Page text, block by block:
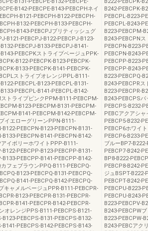
B142-PEBCPE-B143-PEBCPHネイ
B121-PEBCPH-B122-PEBCPH-
B132-PEBCPH-B133-PEBCPH-
B143-PEBCPJブリティッシュグ
B121-PEBCPJ-B122-PEBCPJ-B123-
PEBCPJ-B133-PEBCPJ-B141-
PEBCPKストライプベージュPPK-
B122-PEBCPK-B123-PEBCPK-
B133-PEBCPK-B141-PEBCPK-
ストライプオレンジPPL-B111-
PEBCPL-B123-PEBCPL-B131-
PEBCPL-B141-PEBCPL-B142-
トライプピンクPPM-B111-PEBCPM-
B123-PEBCPM-B131-PEBCPM-
B141-PEBCPM-B142-PEBCPM-
イエローグリーンPPN-B111-
B122-PEBCPN-B123-PEBCPN-B131-
B133-PEBCPN-B141-PEBCPN-B142-
イボリーホワイトPPP-B111-
B122-PEBCPP-B123-PEBCPP-B131-
B133-PEBCPP-B141-PEBCPP-B142-
フェブラウンPPQ-B111-PEBCPQ-
B123-PEBCPQ-B131-PEBCPQ-
B141-PEBCPQ-B142-PEBCPQ-
キャメルベージュPPR-B111-PEBCPR-
B123-PEBCPR-B131-PEBCPR-
B141-PEBCPR-B142-PEBCPR-
オレンジPPS-B111-PEBCPS-B121-
B123-PEBCPS-B131-PEBCPS-B132-
B141-PEBCPS-B142-PEBCPS-B143-
B242-PEBCPK-
PEBCPL-B223-
PEBCPL-B243-
B223-PEBCPM-
B243-PEBCPN
PEBCPN-B223-
PEBCPN-B243-
PEBCPP-B223-
PEBCPP-B243-
B223-PEBCPQ-
B243-PEBCPR
B223-PEBCPR-
B243-PEBCPS
PEBCPS-B232-
PEBCアクアシ
PEBCP5-B232-
PEBCP6ホワイ
PEBCP6-B233-
ブルーBP7-
PEBCP7-B242-
BP8-B222-
PEBCP8-B242-
ジュBSPT-B222-
PEBCPT-B242-
PEBCPU-B223-
PEBCPU-B243-
B223-PEBCPV-
B243-PEBCPW
B223-PEBCPW-
B243-PEBCアク